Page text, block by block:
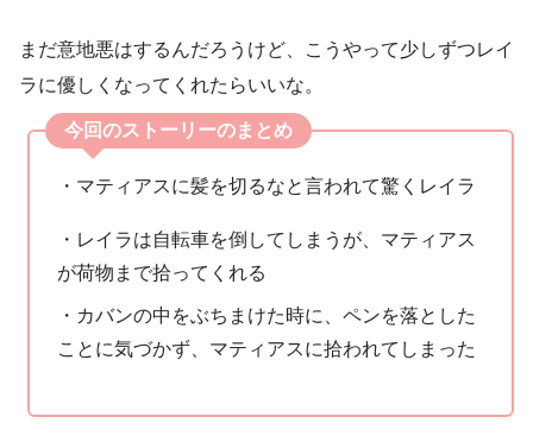
まだ意地悪はするんだろうけど、こうやって少しずつレイ
ラに優しくなってくれたらいいな。
今回のストーリーのまとめ
・マティアスに髪を切るなと言われて驚くレイラ
・レイラは自転車を倒してしまうが、マティアス
が荷物まで拾ってくれる
・カバンの中をぶちまけた時に、ペンを落とした
ことに気づかず、マティアスに拾われてしまった